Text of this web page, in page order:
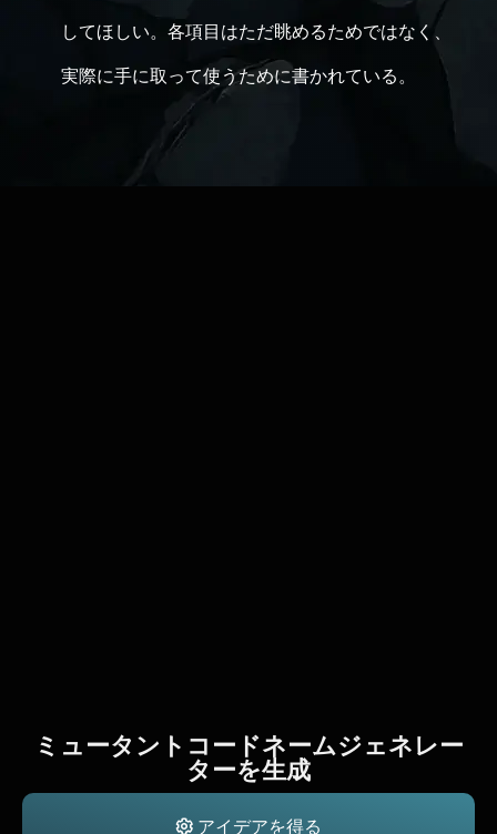
してほしい。各項目はただ眺めるためではなく、
実際に手に取って使うために書かれている。
ミュータントコードネームジェネレー
ターを生成
アイデアを得る